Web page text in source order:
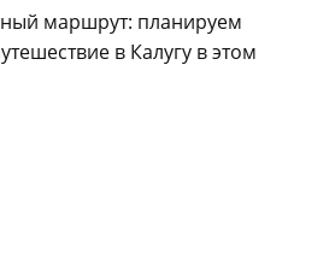
маршрут: планируем
в Калугу в этом